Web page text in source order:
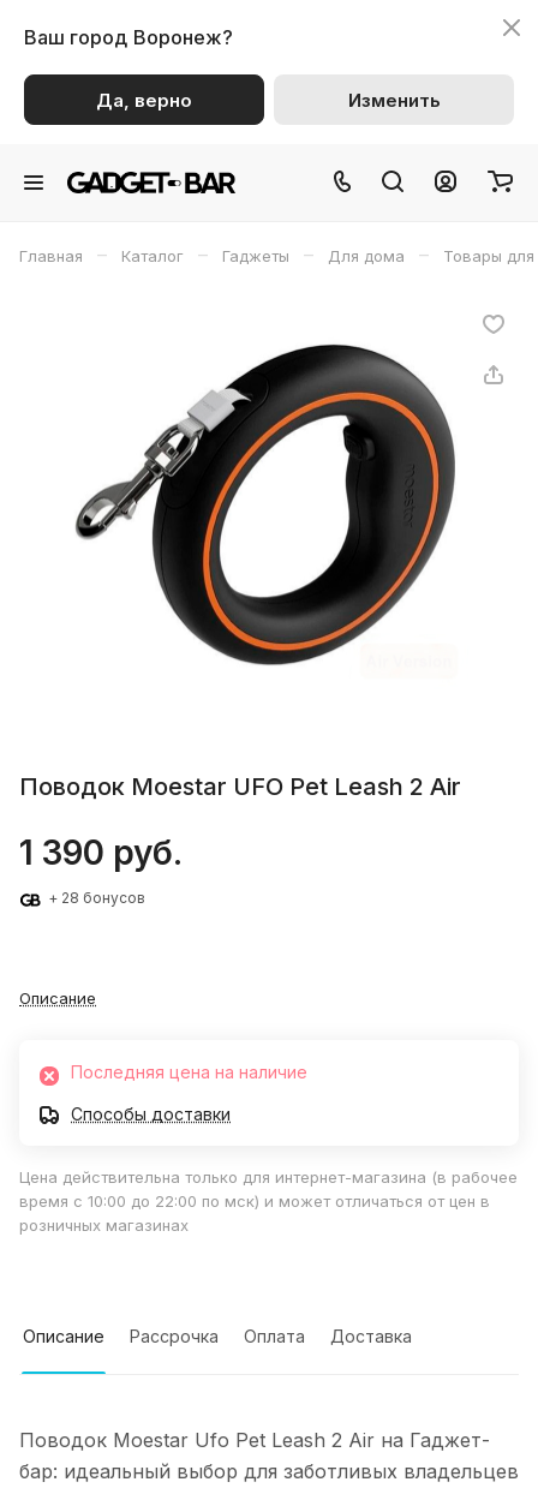
Ваш город Воронеж?
Да, верно Изменить
Главная – Каталог – Гаджеты – Для дома – Товары
Поводок Moestar UFO Pet Leash 2 Air
1 390 руб.
+ 28 бонусов
Описание
Последняя цена на наличие
Способы доставки
Цена действительна только для интернет-магазина (в рабочее
время с 10:00 до 22:00 по мск) и может отличаться от цен в
розничных магазинах
Описание Рассрочка Оплата Доставка
Поводок Moestar Ufo Pet Leash 2 Air на Гаджет-
бар: идеальный выбор для заботливых владельцев